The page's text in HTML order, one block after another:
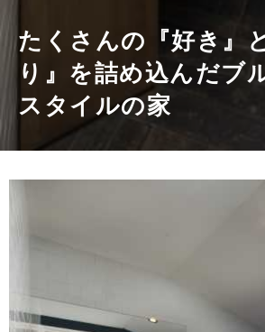
たくさんの『好き』
り』を詰め込んだブ
スタイルの家